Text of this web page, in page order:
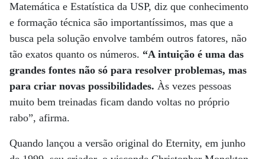
Matemática e Estatística da USP, diz que conhecimento
e formação técnica são importantíssimos, mas que a
busca pela solução envolve também outros fatores, não
tão exatos quanto os números. “A intuição é uma das
grandes fontes não só para resolver problemas, mas
para criar novas possibilidades. Às vezes pessoas
muito bem treinadas ficam dando voltas no próprio
rabo”, afirma.
Quando lançou a versão original do Eternity, em junho